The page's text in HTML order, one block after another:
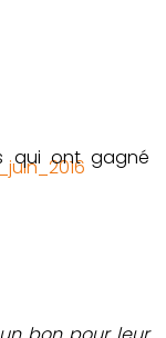
qui ont gagné